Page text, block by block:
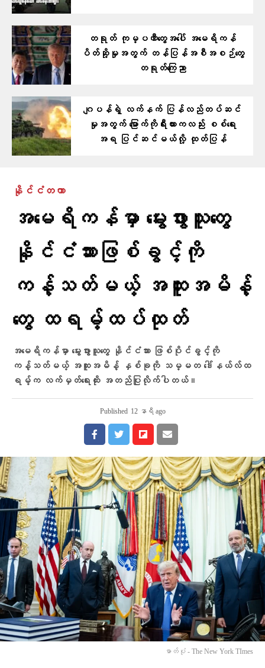
တရုတ် ကုမ္ပဏီတွေအပေါ် အမေရိကန်
ပိတ်ဆို့မှုအတွက် တန်ပြန်အစီအစဉ်တွေ
တရုတ်ကြေညာ
ဂျပန်ရဲ့ လက်နက် ပြန်လည်တပ်ဆင်
မှုအတွက် မြောက်ကိုရီးယားကလည်း စစ်ရေး
အရ ပြင်ဆင်မယ်လို့ ထုတ်ပြန်
နိုင်ငံတကာ
အမေရိကန်မှာ မွေးဖွားသူတွေ
နိုင်ငံသားဖြစ်ခွင့်ကို
ကန့်သတ်မယ့် အထူးအမိန့်
တွေ ထရမ့်ထပ်ထုတ်
အမေရိကန်မှာ မွေးဖွားသူတွေ နိုင်ငံသား ဖြစ်ပိုင်ခွင့်ကို
ကန့်သတ်မယ့် အထူးအမိန့် နှစ်ခုကို သမ္မတ ဒေါ်နယ်လ်ထ
ရမ့်က လက်မှတ်ရေးထိုး အတည်ပြုလိုက်ပါတယ်။
Published 12 နာရီ ago
ဓာတ်ပုံ - The New York TImes